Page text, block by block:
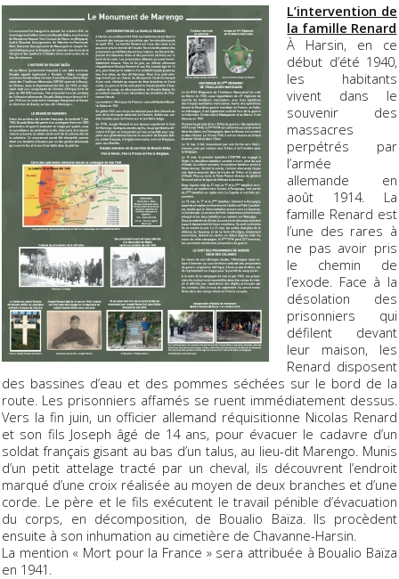
L’intervention de
la famille Renard
À Harsin, en ce
début d’été 1940,
les habitants
vivent dans le
souvenir des
massacres
perpétrés par
l’armée
allemande en
août 1914. La
famille Renard est
l’une des rares à
ne pas avoir pris
le chemin de
l’exode. Face à la
désolation des
prisonniers qui
défilent devant
leur maison, les
Renard disposent
des bassines d’eau et des pommes séchées sur le bord de la
route. Les prisonniers affamés se ruent immédiatement dessus.
Vers la fin juin, un officier allemand réquisitionne Nicolas Renard
et son fils Joseph âgé de 14 ans, pour évacuer le cadavre d’un
soldat français gisant au bas d’un talus, au lieu-dit Marengo. Munis
d’un petit attelage tracté par un cheval, ils découvrent l’endroit
marqué d’une croix réalisée au moyen de deux branches et d’une
corde. Le père et le fils exécutent le travail pénible d’évacuation
du corps, en décomposition, de Boualio Baïza. Ils procèdent
ensuite à son inhumation au cimetière de Chavanne-Harsin.
La mention « Mort pour la France » sera attribuée à Boualio Baïza
en 1941.